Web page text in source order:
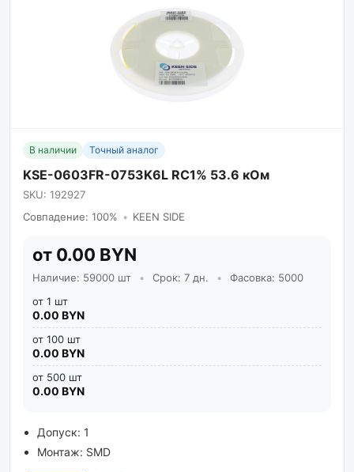
В наличии Точный аналог
KSE-0603FR-0753K6L RC1% 53.6 кОм
SKU: 192927
Совпадение: 100% • KEEN SIDE
от 0.00 BYN
Наличие: 59000 шт • Срок: 7 дн. •
Фасовка: 5000
от 1 шт
0.00 BYN
от 100 шт
0.00 BYN
от 500 шт
0.00 BYN
Допуск: 1
Монтаж: SMD